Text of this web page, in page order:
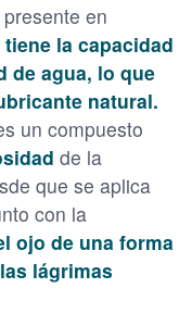
en
tiene la capacidad
de agua, lo que
natural.
un compuesto
de la
que se aplica
con la
ojo de una forma
lágrimas